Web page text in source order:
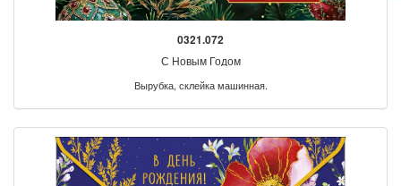
0321.072
С Новым Годом
Вырубка, склейка машинная.